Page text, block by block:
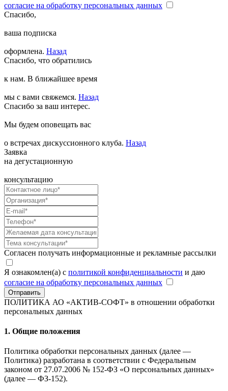
согласие на обработку персональных данных
Спасибо,
ваша подписка
оформлена. Назад
Спасибо, что обратились
к нам. В ближайшее время
мы с вами свяжемся. Назад
Спасибо за ваш интерес.
Мы будем оповещать вас
о встречах дискуссионного клуба. Назад
Заявка
на дегустационную
консультацию
Согласен получать информационные и рекламные рассылки
Я ознакомлен(а) с политикой конфиденциальности и даю
согласие на обработку персональных данных
Отправить
ПОЛИТИКА АО «АКТИВ-СОФТ» в отношении обработки
персональных данных
1. Общие положения
Политика обработки персональных данных (далее —
Политика) разработана в соответствии с Федеральным
законом от 27.07.2006 № 152-ФЗ «О персональных данных»
(далее — ФЗ-152).